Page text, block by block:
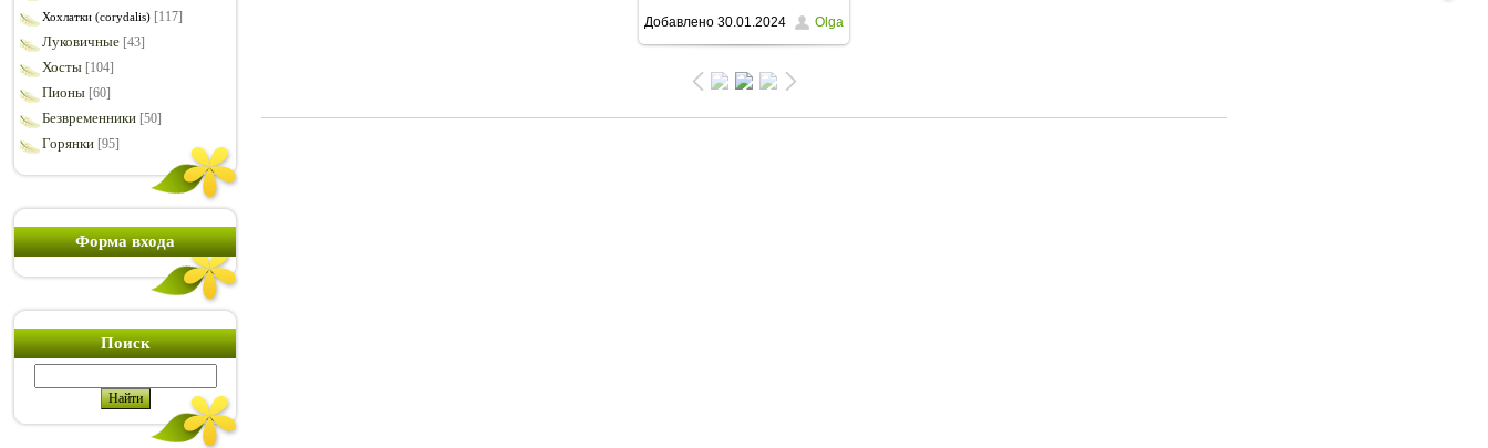
Хохлатки (corydalis) [117]
Луковичные [43]
Хосты [104]
Пионы [60]
Безвременники [50]
Горянки [95]
Форма входа
Поиск
1200x1600/ 491.7Kb
Добавлено 30.01.2024 Olga